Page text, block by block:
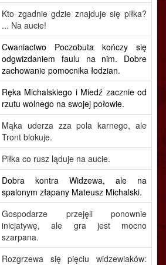
Kto zgadnie gdzie znajduje się piłka?
... Na aucie!
Cwaniactwo Poczobuta kończy się
odgwizdaniem faulu na nim. Dobre
zachowanie pomocnika łodzian.
Ręka Michalskiego i Miedź zacznie od
rzutu wolnego na swojej połowie.
Mąka uderza zza pola karnego, ale
Tront blokuje.
Piłka co rusz ląduje na aucie.
Dobra kontra Widzewa, ale na
spalonym złapany Mateusz Michalski.
Gospodarze przejęli ponownie
inicjatywę, ale gra jest mocno
szarpana.
Rozgrzewa się pięciu widzewiaków: